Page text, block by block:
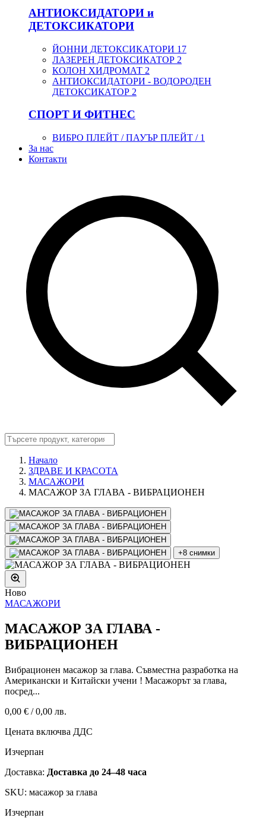
АНТИОКСИДАТОРИ и
ДЕТОКСИКАТОРИ
ЙОННИ ДЕТОКСИКАТОРИ 17
ЛАЗЕРЕН ДЕТОКСИКАТОР 2
КОЛОН ХИДРОМАТ 2
АНТИОКСИДАТОРИ - ВОДОРОДЕН
ДЕТОКСИКАТОР 2
СПОРТ И ФИТНЕС
ВИБРО ПЛЕЙТ / ПАУЪР ПЛЕЙТ / 1
За нас
Контакти
Начало
ЗДРАВЕ И КРАСОТА
МАСАЖОРИ
МАСАЖОР ЗА ГЛАВА - ВИБРАЦИОНЕН
+8 снимки
Ново
МАСАЖОРИ
МАСАЖОР ЗА ГЛАВА -
ВИБРАЦИОНЕН
Вибрационен масажор за глава. Съвместна разработка на
Американски и Китайски учени ! Масажорът за глава,
посред...
0,00 € / 0,00 лв.
Цената включва ДДС
Изчерпан
Доставка: Доставка до 24–48 часа
SKU: масажор за глава
Изчерпан